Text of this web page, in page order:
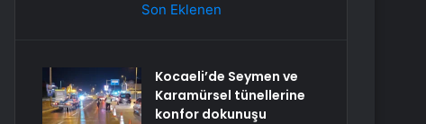
Son Eklenen
Kocaeli’de Seymen ve
Karamürsel tünellerine
konfor dokunuşu